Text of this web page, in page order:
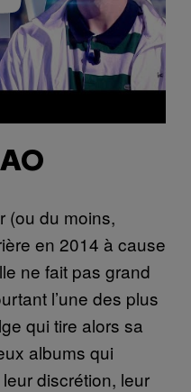
(ou du moins,
en 2014 à cause
ne fait pas grand
l’une des plus
qui tire alors sa
albums qui
discrétion, leur